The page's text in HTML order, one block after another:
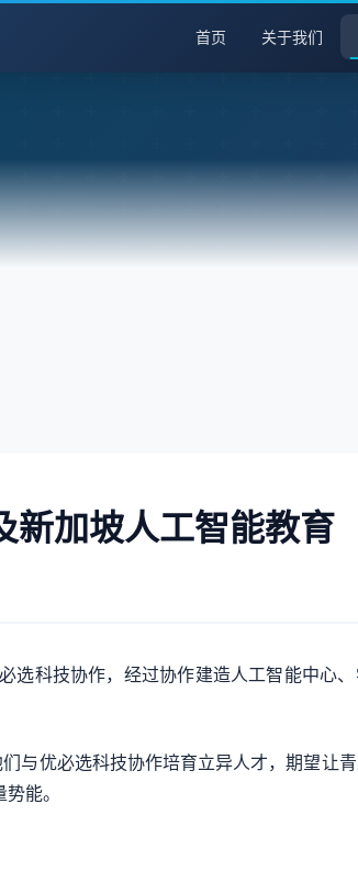
首页 关于我们
新加坡人工智能教育
科技协作，经过协作建造人工智能中心
与优必选科技协作培育立异人才，期望让
能。